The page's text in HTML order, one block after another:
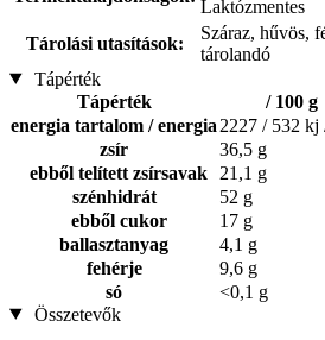
Laktózmentes
Tárolási utasítások:
Száraz, hűvös,
tárolandó
Tápérték
Tápérték
/ 100 g
energia tartalom / energia 2227 / 532 kj
zsír
36,5 g
ebből telített zsírsavak
21,1 g
szénhidrát
52 g
ebből cukor
17 g
ballasztanyag
4,1 g
fehérje
9,6 g
só
<0,1 g
Összetevők